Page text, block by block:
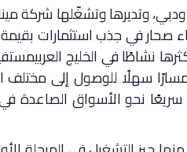
وتديرها وتشغّلها شركة
عام 2010، ونجحت مع ميناء صحار في جذب استثمارات
نشاطًا في الخليج
سهلًا للوصول إلى مختلف
سريعًا نحو الأسواق الصاعدة